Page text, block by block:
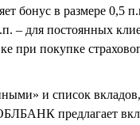
бонус в размере 0,5
– для постоянных
при покупке
и список
предлагает